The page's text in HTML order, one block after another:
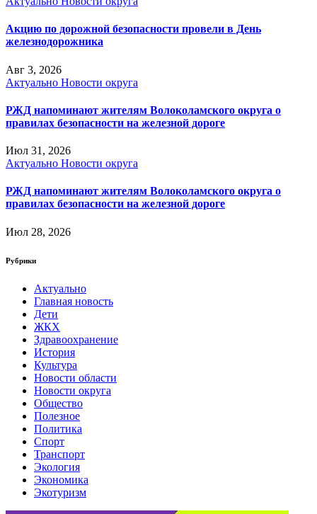
Акцию по дорожной безопасности провели в День
железнодорожника
Авг 3, 2026
Актуально Новости округа
РЖД напоминают жителям Волоколамского округа о
правилах безопасности на железной дороге
Июл 31, 2026
Актуально Новости округа
РЖД напоминают жителям Волоколамского округа о
правилах безопасности на железной дороге
Июл 28, 2026
Рубрики
Актуально
Главная новость
Дети
ЖКХ
Здравоохранение
История
Культура
Новости области
Новости округа
Общество
Полезное
Политика
Спорт
Транспорт
Экология
Экономика
Экотуризм